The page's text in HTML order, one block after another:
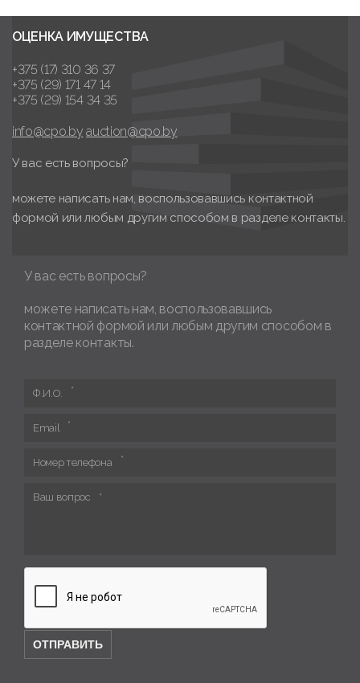
ОЦЕНКА ИМУЩЕСТВА
+375 (17) 310 36 37
+375 (29) 171 47 14
+375 (29) 154 34 35
info@cpo.by auction@cpo.by
У вас есть вопросы?
можете написать нам, воспользовавшись контактной
формой или любым другим способом в разделе контакты.
У вас есть вопросы?
можете написать нам, воспользовавшись
контактной формой или любым другим способом в
разделе контакты.
Ф.И.О.
Email
Номер телефона
Ваш вопрос